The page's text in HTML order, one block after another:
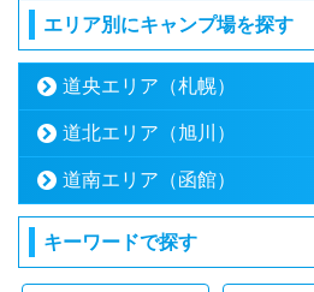
エリア別にキャンプ場を探す
道央エリア（札幌）
道北エリア（旭川）
道南エリア（函館）
キーワードで探す